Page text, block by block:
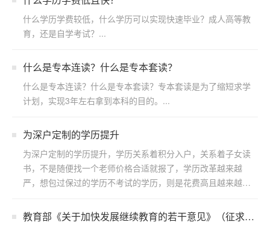
什么学历学费较低，什么学历可以实现快速毕业？成人高等教
育，还是自学考试？...
什么是专本连读？什么是专本套读？
什么是专本连读？什么是专本套读？专本套读是为了缩短求学
计划，实现3年左右拿到本科的目的。...
为深户定制的学历提升
为深户定制的学历提升，学历关系着积分入户，关系着子女读
书，不是随便找一个老师价格合适就报了，学历改革越来越
严，想包过保过的学历不考试的学历，则是花费高且越来越不
教育部《关于加快发展继续教育的若干意见》（征求意